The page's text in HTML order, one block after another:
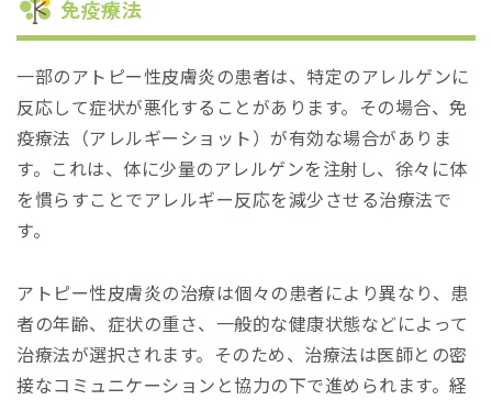
免疫療法
一部のアトピー性皮膚炎の患者は、特定のアレルゲンに
反応して症状が悪化することがあります。その場合、免
疫療法（アレルギーショット）が有効な場合がありま
す。これは、体に少量のアレルゲンを注射し、徐々に体
を慣らすことでアレルギー反応を減少させる治療法で
す。
アトピー性皮膚炎の治療は個々の患者により異なり、患
者の年齢、症状の重さ、一般的な健康状態などによって
治療法が選択されます。そのため、治療法は医師との密
接なコミュニケーションと協力の下で進められます。経